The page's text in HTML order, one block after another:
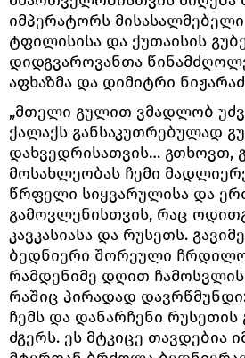
იმპერატორს
ტფილისისა და ქუთაისის
დიდგვაროვანთა
აფხაზმა და დიმიტრი
„მთელი გულით ვმადლობ
ქალაქს განსაკუთრებულად
დახვედრისათვის… გთხოვთ,
მოსახლეობას ჩემი
წრფელი სიყვარულისა და
გამოვლენისთვის, რაც
კავკასიასა და რუსეთს.
ბედნიერი შორეული
რამდენიმე დღით
რაშიც პირადად
ჩემს და დანარჩენი
ძგერს. ეს მტკიცე თავდებია